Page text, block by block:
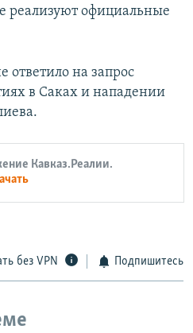
реализуют официальные
на запрос
в Саках и нападении
Кавказ.Реалии.
без VPN Подпишитесь